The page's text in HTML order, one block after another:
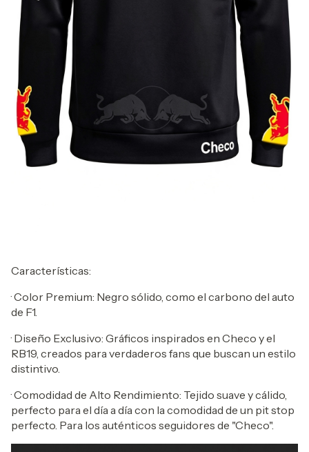
Características:
· Color Premium: Negro sólido, como el carbono del auto
de F1.
· Diseño Exclusivo: Gráficos inspirados en Checo y el
RB19, creados para verdaderos fans que buscan un estilo
distintivo.
· Comodidad de Alto Rendimiento: Tejido suave y cálido,
perfecto para el día a día con la comodidad de un pit stop
perfecto. Para los auténticos seguidores de "Checo".